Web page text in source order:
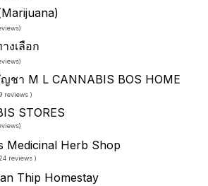
)
งเลือก
)
ชา M L CANNABIS BOS HOME
reviews )
STORES
)
Medicinal Herb Shop
reviews )
Thip Homestay